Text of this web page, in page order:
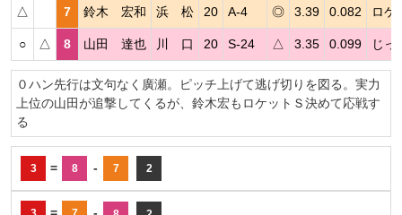
△ 7 鈴木 宏和 浜 松 20 A-4 ◎ 3.39 0.082 ロケ
○ △ 8 山田 達也 川 口 20 S-24 △ 3.35 0.099 じっ
０ハン先行は文句なく廣瀬。ピッチ上げて逃げ切りを図る。実力
上位の山田が追撃してくるが、鈴木宏もロケットＳ決めて応戦す
る
3 = 8 - 7 2